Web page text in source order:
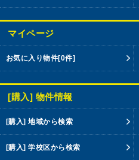
マイページ
お気に入り物件[0件]
[購入] 物件情報
[購入] 地域から検索
[購入] 学校区から検索